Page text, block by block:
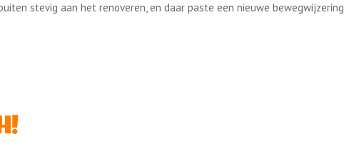
stevig aan het renoveren, en daar paste een nieuwe bewegwijzering